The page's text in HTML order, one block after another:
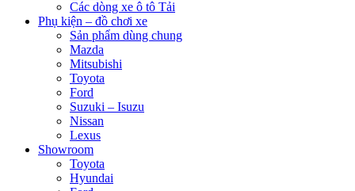
Các dòng xe ô tô Tải
Phụ kiện – đồ chơi xe
Sản phẩm dùng chung
Mazda
Mitsubishi
Toyota
Ford
Suzuki – Isuzu
Nissan
Lexus
Showroom
Toyota
Hyundai